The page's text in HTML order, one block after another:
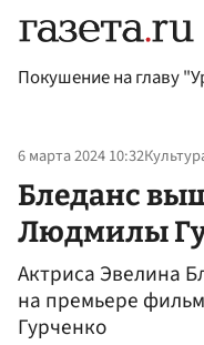
Покушение на главу
6 марта 2024 10:32
Бледанс
Людмилы
Актриса Эвелина
на премьере
Гурченко